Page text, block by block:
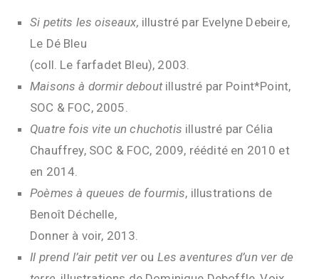
Si petits les oiseaux, illustré par Evelyne Debeire,
Le Dé Bleu
(coll. Le farfadet Bleu), 2003.
Maisons à dormir deboutillustré par Point*Point,
SOC & FOC, 2005.
Quatre fois vite un chuchotis illustré par Célia
Chauffrey, SOC & FOC, 2009, réédité en 2010 et
en 2014.
Poèmes à queues de fourmis, illustrations de
Benoît Déchelle,
Donner à voir, 2013.
Il prend l’air petit ver ou Les aventures d’un ver de